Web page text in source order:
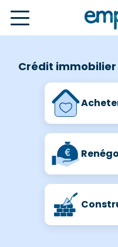
Crédit immobilier